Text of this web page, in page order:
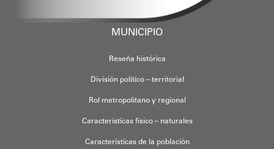
MUNICIPIO
Reseña histórica
División político – territorial
Rol metropolitano y regional
Características físico – naturales
Características de la población